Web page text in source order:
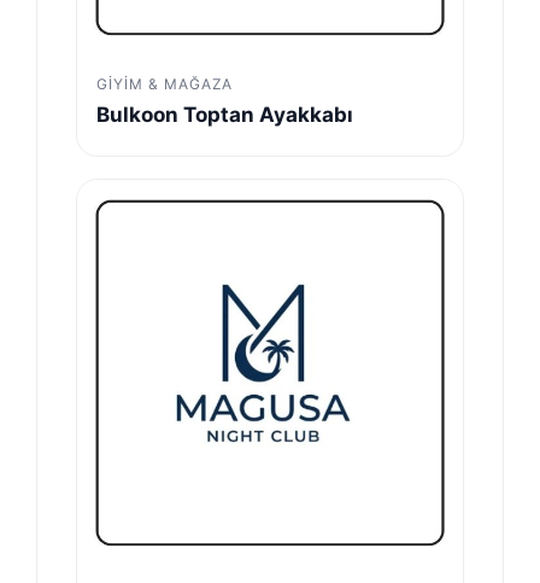
GIYIM & MAĞAZA
Bulkoon Toptan Ayakkabı